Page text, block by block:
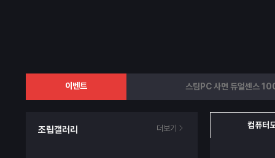
이벤트 스팀PC 사면 듀얼센스
조립갤러리 더보기 컴퓨터